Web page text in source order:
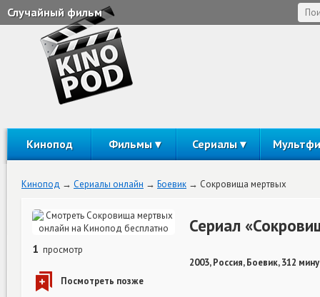
Случайный фильм
Кинопод Фильмы Сериалы
Кинопод Сериалы онлайн Боевик Сокровища мертвых
1 просмотр
Сериал
2003, Россия, Боевик, 312